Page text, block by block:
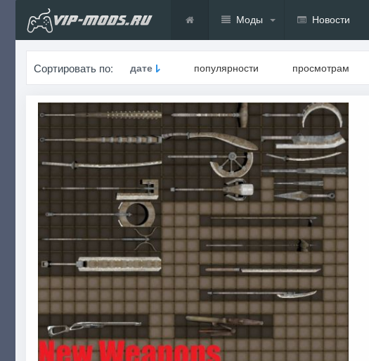
Моды Новости
Сортировать по: дате популярности просмотрам